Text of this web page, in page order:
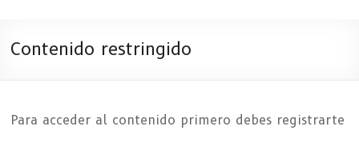
Contenido restringido
Para acceder al contenido primero debes registrarte